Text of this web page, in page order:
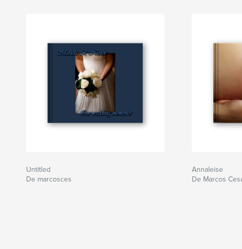
Untitled
De marcosces
Annaleise
De Marcos